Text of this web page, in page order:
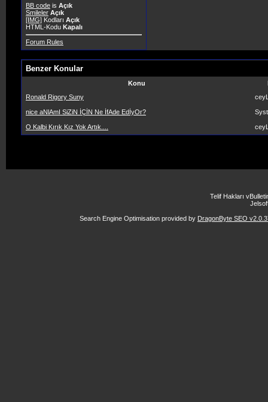
BB code is Açık
Smileler Açık
[IMG] Kodları Açık
HTML-Kodu Kapalı
Forum Rules
Benzer Konular
Konu
Ronald Rigory Suny
nice aNlAmI SiZiN İÇİN Ne İfAde EdİyOr?
O Kalbi Kırık Kız Yok Artık....
Telif Hakları
Search Engine Optimisation provided by DragonByte SEO